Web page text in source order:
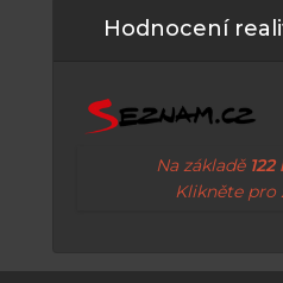
Hodnocení
Na základě
Klikněte pro